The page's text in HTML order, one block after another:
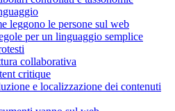
leggono le persone sul web
per un linguaggio semplice
collaborativa
critique
e localizzazione dei contenuti